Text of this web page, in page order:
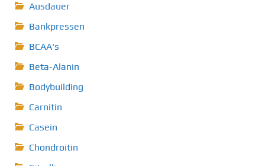
Ausdauer
Bankpressen
BCAA's
Beta-Alanin
Bodybuilding
Carnitin
Casein
Chondroitin